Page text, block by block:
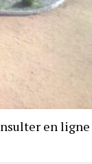
en